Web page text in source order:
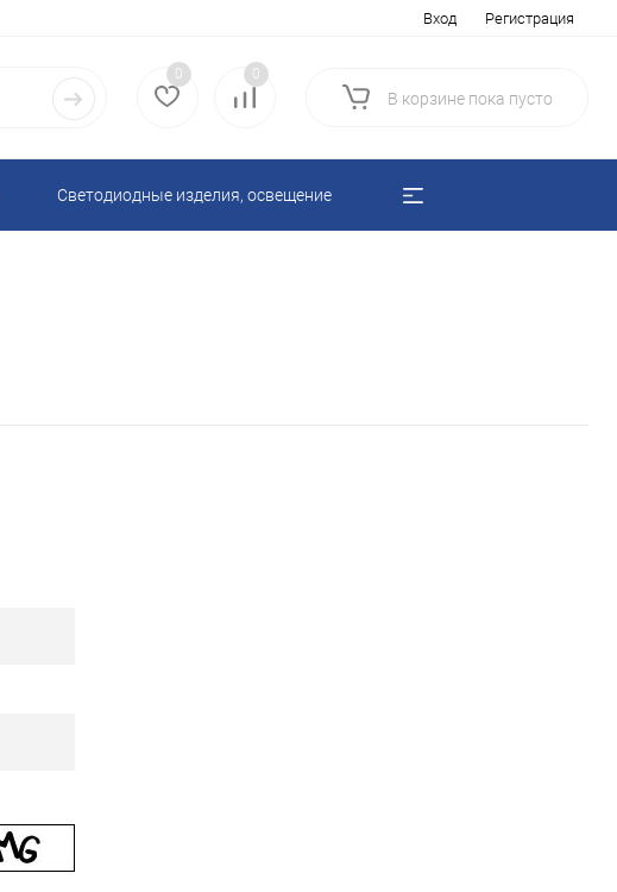
Вход Регистрация
0 0
В корзине пока пусто
Светодиодные изделия, освещение